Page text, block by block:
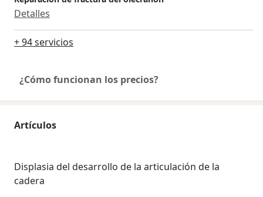
Detalles
+ 94 servicios
¿Cómo funcionan los precios?
Artículos
Displasia del desarrollo de la articulación de la
cadera